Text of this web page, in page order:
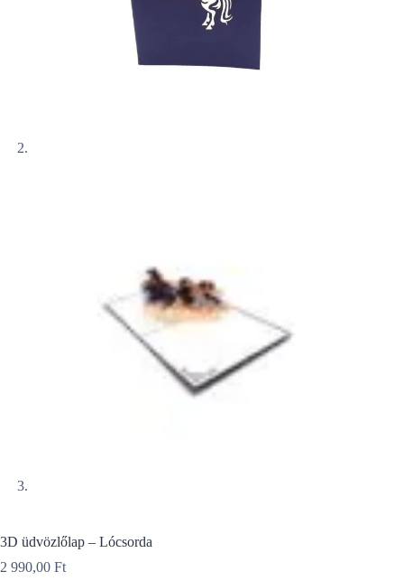
3D üdvözlőlap – Lócsorda
2 990,00 Ft